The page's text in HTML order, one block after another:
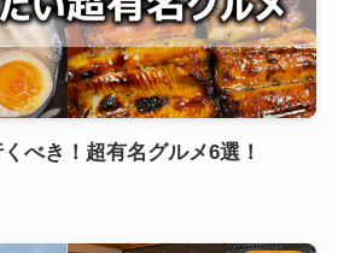
べき！超有名グルメ6選！